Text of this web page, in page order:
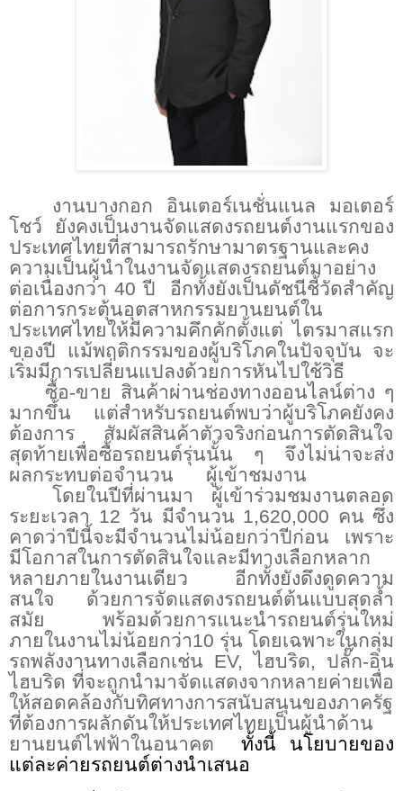
งานบางกอก อินเตอร์เนชั่นแนล มอเตอร์
โชว์ ยังคงเป็นงานจัดแสดงรถยนต์งานแรกของ
ประเทศไทยที่สามารถรักษามาตรฐานและคง
ความเป็นผู้นำในงานจัดแสดงรถยนต์มาอย่าง
ต่อเนื่องกว่า 40ปี
อีกทั้งยังเป็นดัชนีชี้วัดสำคัญ
ต่อการกระตุ้นอุตสาหกรรมยานยนต์ใน
ประเทศไทยให้มีความคึกคักตั้งแต่ ไตรมาสแรก
ของปี แม้พฤติกรรมของผู้บริโภคในปัจจุบัน จะ
เริ่มมีการเปลี่ยนแปลงด้วยการหันไปใช้วิธี
ซื้อ-ขาย สินค้าผ่านช่องทางออนไลน์ต่าง ๆ
มากขึ้น แต่สำหรับรถยนต์พบว่าผู้บริโภคยังคง
ต้องการ
สัมผัสสินค้าตัวจริงก่อนการตัดสินใจ
สุดท้ายเพื่อซื้อรถยนต์รุ่นนั้น ๆ จึงไม่น่าจะส่ง
ผลกระทบต่อจำนวน
ผู้เข้าชมงาน
โดยในปีที่ผ่านมา ผู้เข้าร่วมชมงานตลอด
ระยะเวลา 12 วัน มีจำนวน 1,620,000 คน ซึ่ง
คาดว่าปีนี้จะมีจำนวนไม่น้อยกว่าปีก่อน เพราะ
มีโอกาสในการตัดสินใจและมีทางเลือกหลาก
หลายภายในงานเดียว อีกทั้งยังดึงดูดความ
สนใจ ด้วยการจัดแสดงรถยนต์ต้นแบบสุดล้ำ
สมัย พร้อมด้วยการแนะนำรถยนต์รุ่นใหม่
ภายในงานไม่น้อยกว่า10 รุ่น โดยเฉพาะในกลุ่ม
รถพลังงานทางเลือกเช่น EV, ไฮบริด, ปลั๊ก-อิน
ไฮบริด ที่จะถูกนำมาจัดแสดงจากหลายค่ายเพื่อ
ให้สอดคล้องกับทิศทางการสนับสนุนของภาครัฐ
ที่ต้องการผลักดันให้ประเทศไทยเป็นผู้นำด้าน
ยานยนต์ไฟฟ้าในอนาคต
ทั้งนี้ นโยบายของ
แต่ละค่ายรถยนต์ต่างนำเสนอ